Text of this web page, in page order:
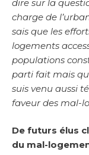
dire sur la
charge de
sais que les
logements
populations
parti fait mais
suis venu aussi
faveur des mal-
De futurs élus
du mal-